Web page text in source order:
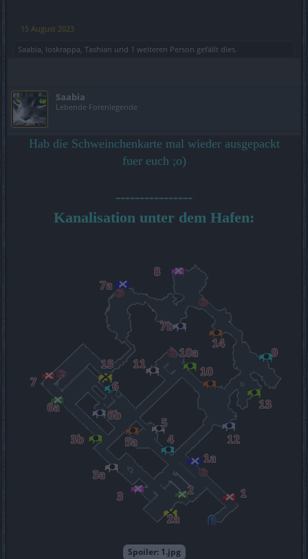
15 August 2023
Saabia loskrappa Tashian und 1 weiteren Person gefällt dies.
Saabia
Lebende Forenlegende
Hab die Schweinchenkarte mal wieder ausgepackt
fuer euch ;o)
----------------
Kanalisation unter dem Hafen:
Spoiler: 1.jpg